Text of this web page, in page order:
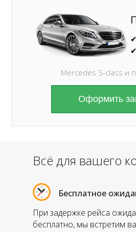
Mercedes S-class и
Оформить
При задержке рейса
бесплатно, мы встретим
Бесплатное
Всё для вашего